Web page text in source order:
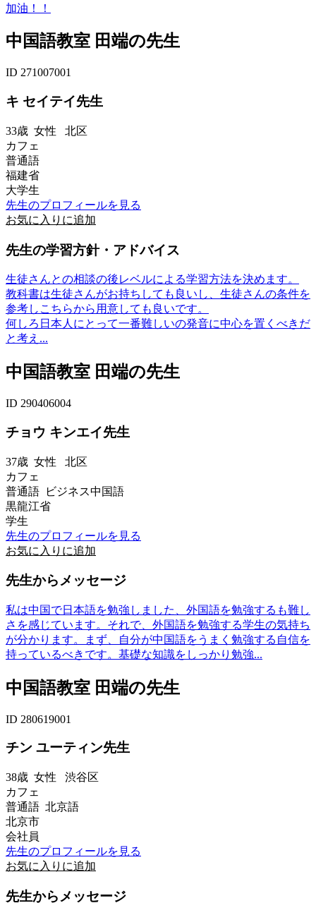
加油！！
中国語教室 田端の先生
ID 271007001
キ セイテイ先生
33歳 女性 北区
カフェ
普通語
福建省
大学生
先生のプロフィールを見る
お気に入りに追加
先生の学習方針・アドバイス
生徒さんとの相談の後レベルによる学習方法を決めます。
教科書は生徒さんがお持ちしても良いし、生徒さんの条件を
参考しこちらから用意しても良いです。
何しろ日本人にとって一番難しいの発音に中心を置くべきだ
と考え...
中国語教室 田端の先生
ID 290406004
チョウ キンエイ先生
37歳 女性 北区
カフェ
普通語 ビジネス中国語
黒龍江省
学生
先生のプロフィールを見る
お気に入りに追加
先生からメッセージ
私は中国で日本語を勉強しました、外国語を勉強するも難し
さを感じています。それで、外国語を勉強する学生の気持ち
が分かります。まず、自分が中国語をうまく勉強する自信を
持っているべきです。基礎な知識をしっかり勉強...
中国語教室 田端の先生
ID 280619001
チン ユーティン先生
38歳 女性 渋谷区
カフェ
普通語 北京語
北京市
会社員
先生のプロフィールを見る
お気に入りに追加
先生からメッセージ